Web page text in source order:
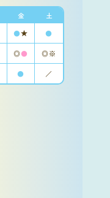
金
土
●★
●
◎●
◎※
● ／